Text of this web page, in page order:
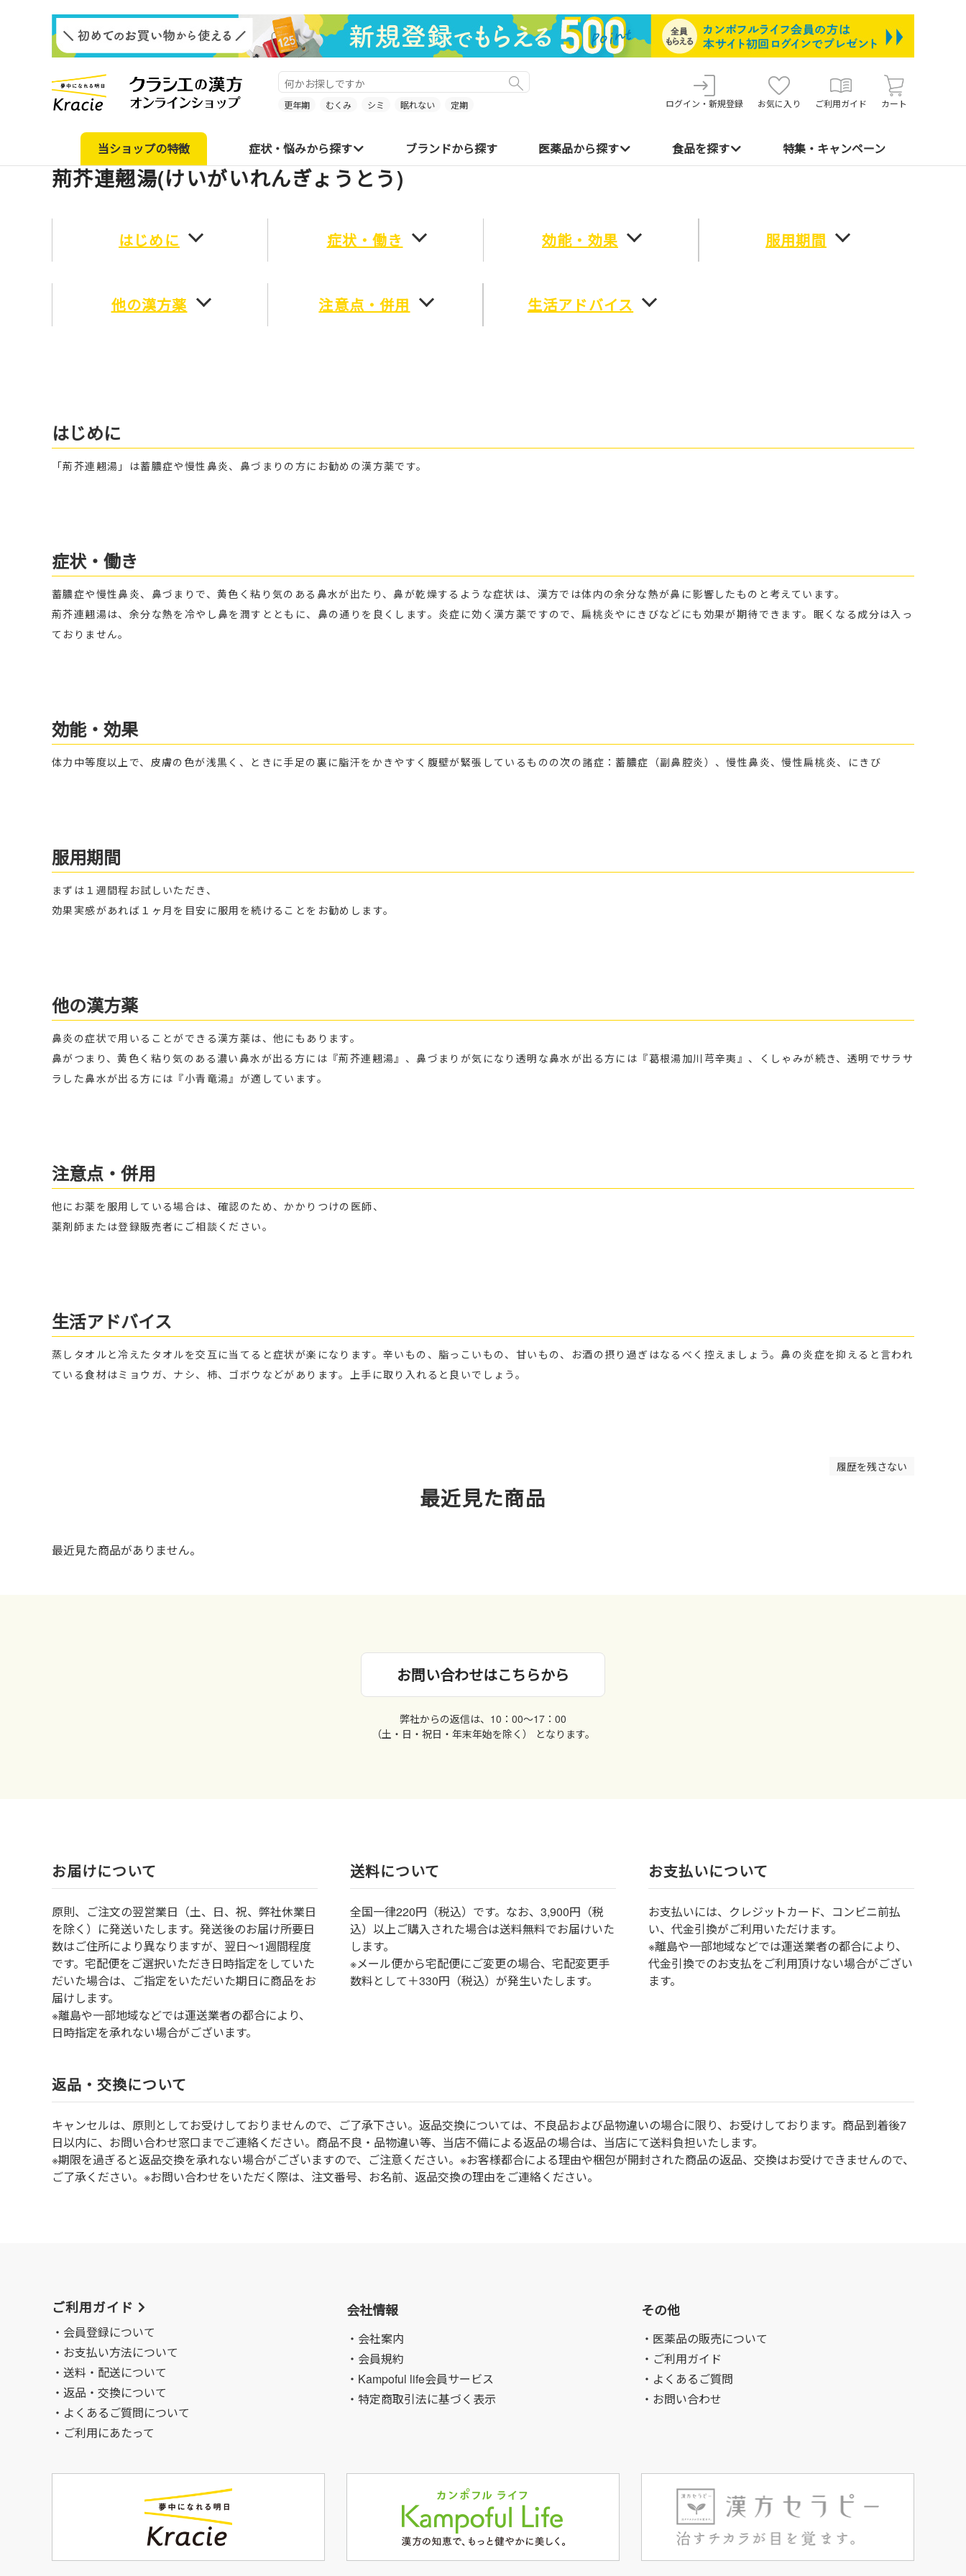
更年期 むくみ シミ 眠れない 定期 ログイン・新規登録 お気に入り ご利用ガイド カート
当ショップの特徴 症状・悩みから探す ブランドから探す 医薬品から探す 食品を探す 特集・キャンペーン
荊芥連翹湯(けいがいれんぎょうとう)
はじめに 症状・働き 効能・効果 服用期間
他の漢方薬 注意点・併用 生活アドバイス
はじめに
「荊芥連翹湯」は蓄膿症や慢性鼻炎、鼻づまりの方にお勧めの漢方薬です。
症状・働き
蓄膿症や慢性鼻炎、鼻づまりで、黄色く粘り気のある鼻水が出たり、鼻が乾燥するような症状は、漢方では体内の余分な熱が鼻に影響したものと考えています。
荊芥連翹湯は、余分な熱を冷やし鼻を潤すとともに、鼻の通りを良くします。炎症に効く漢方薬ですので、扁桃炎やにきびなどにも効果が期待できます。眠くなる成分は入っ
ておりません。
効能・効果
体力中等度以上で、皮膚の色が浅黒く、ときに手足の裏に脂汗をかきやすく腹壁が緊張しているものの次の諸症：蓄膿症（副鼻腔炎）、慢性鼻炎、慢性扁桃炎、にきび
服用期間
まずは１週間程お試しいただき、
効果実感があれば１ヶ月を目安に服用を続けることをお勧めします。
他の漢方薬
鼻炎の症状で用いることができる漢方薬は、他にもあります。
鼻がつまり、黄色く粘り気のある濃い鼻水が出る方には『荊芥連翹湯』、鼻づまりが気になり透明な鼻水が出る方には『葛根湯加川芎辛夷』、くしゃみが続き、透明でサラサ
ラした鼻水が出る方には『小青竜湯』が適しています。
注意点・併用
他にお薬を服用している場合は、確認のため、かかりつけの医師、
薬剤師または登録販売者にご相談ください。
生活アドバイス
蒸しタオルと冷えたタオルを交互に当てると症状が楽になります。辛いもの、脂っこいもの、甘いもの、お酒の摂り過ぎはなるべく控えましょう。鼻の炎症を抑えると言われ
ている食材はミョウガ、ナシ、柿、ゴボウなどがあります。上手に取り入れると良いでしょう。
履歴を残さない
最近見た商品
最近見た商品がありません。
お問い合わせはこちらから
弊社からの返信は、10：00〜17：00
（土・日・祝日・年末年始を除く） となります。
お届けについて
原則、ご注文の翌営業日（土、日、祝、弊社休業日
を除く）に発送いたします。発送後のお届け所要日
数はご住所により異なりますが、翌日～1週間程度
です。宅配便をご選択いただき日時指定をしていた
だいた場合は、ご指定をいただいた期日に商品をお
届けします。
※離島や一部地域などでは運送業者の都合により、
日時指定を承れない場合がございます。
送料について
全国一律220円（税込）です。なお、3,900円（税
込）以上ご購入された場合は送料無料でお届けいた
します。
※メール便から宅配便にご変更の場合、宅配変更手
数料として＋330円（税込）が発生いたします。
お⽀払いについて
お⽀払いには、クレジットカード、コンビニ前払
い、代金引換がご利用いただけます。
※離島や一部地域などでは運送業者の都合により、
代金引換でのお支払をご利用頂けない場合がござい
ます。
返品・交換について
キャンセルは、原則としてお受けしておりませんので、ご了承下さい。返品交換については、不良品および品物違いの場合に限り、お受けしております。商品到着後7
⽇以内に、お問い合わせ窓⼝までご連絡ください。商品不良・品物違い等、当店不備による返品の場合は、当店にて送料負担いたします。
※期限を過ぎると返品交換を承れない場合がございますので、ご注意ください。※お客様都合による理由や梱包が開封された商品の返品、交換はお受けできませんので、
ご了承ください。※お問い合わせをいただく際は、注文番号、お名前、返品交換の理由をご連絡ください。
ご利用ガイド
会員登録について
お支払い方法について
送料・配送について
返品・交換について
よくあるご質問について
ご利用にあたって
会社情報
・会社案内
・会員規約
・Kampoful life会員サービス
・特定商取引法に基づく表示
その他
・医薬品の販売について
・ご利用ガイド
・よくあるご質問
・お問い合わせ